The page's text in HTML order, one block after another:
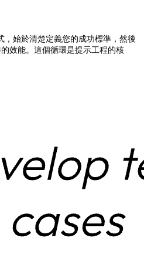
，始於清楚定義您的成功標準，然後
效能。這個循環是提示工程的核